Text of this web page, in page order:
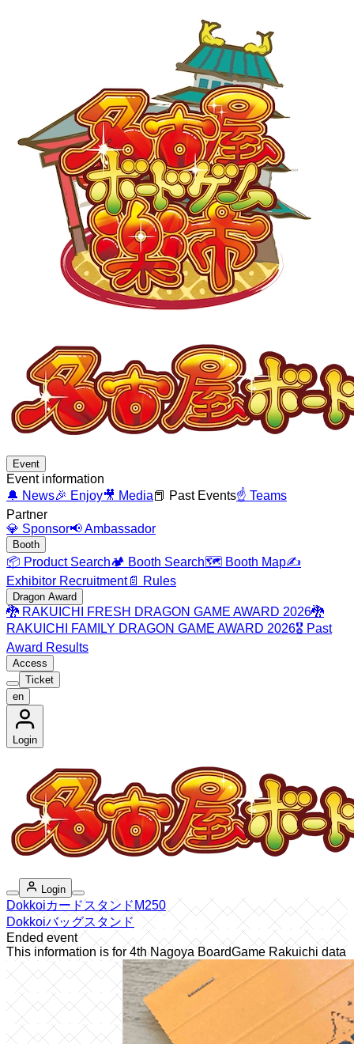
Event
Event information
🔔 News🎉 Enjoy🎥 Media📕 Past Events☝️ Teams
Partner
💎 Sponsor📢Ambassador
Booth
📦 Product Search🏕️ Booth Search🗺️ Booth Map✍️
Exhibitor Recruitment📄 Rules
Dragon Award
🐉 RAKUICHI FRESH DRAGON GAME AWARD 2026🐉
RAKUICHI FAMILY DRAGON GAME AWARD 2026🎖️ Past
Award Results
Access
Ticket
en
Login
Login
DokkoiカードスタンドM250
Dokkoiバッグスタンド
Ended event
This information is for 4th Nagoya BoardGame Rakuichi data